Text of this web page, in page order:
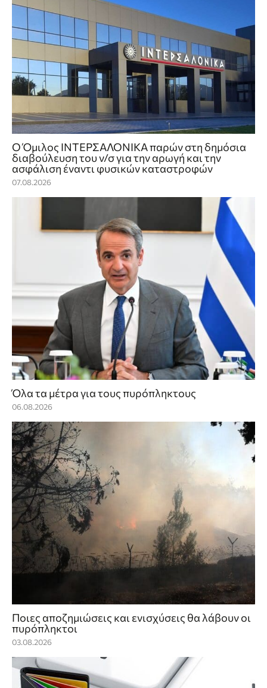
Ο Όμιλος ΙΝΤΕΡΣΑΛΟΝΙΚΑ παρών στη δημόσια
διαβούλευση του ν/σ για την αρωγή και την
ασφάλιση έναντι φυσικών καταστροφών
07.08.2026
Όλα τα μέτρα για τους πυρόπληκτους
06.08.2026
Ποιες αποζημιώσεις και ενισχύσεις θα λάβουν οι
πυρόπληκτοι
03.08.2026